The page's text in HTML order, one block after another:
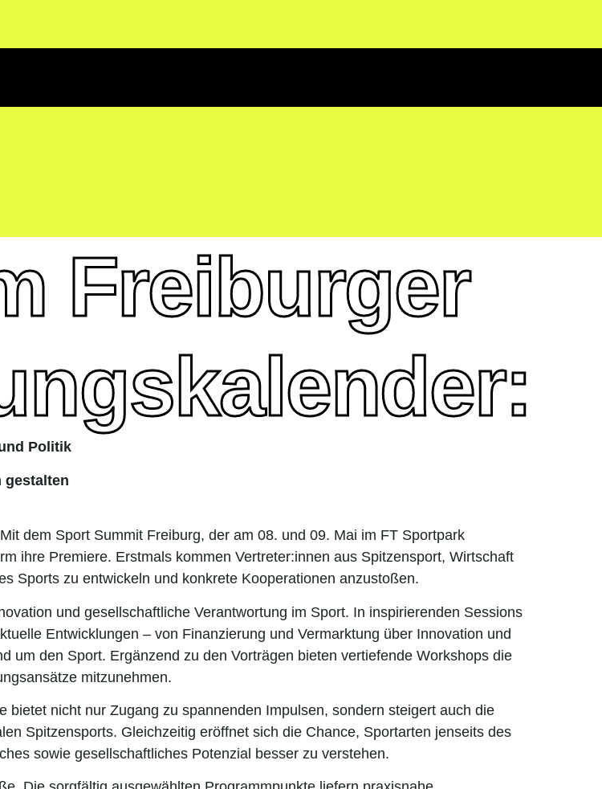
Freiburger
Politik
gestalten
dem Sport Summit Freiburg, der am 08. und 09. Mai im FT Sportpark
ihre Premiere. Erstmals kommen Vertreter:innen aus Spitzensport, Wirtschaft
Sports zu entwickeln und konkrete Kooperationen anzustoßen.
und gesellschaftliche Verantwortung im Sport. In inspirierenden Sessions
Entwicklungen – von Finanzierung und Vermarktung über Innovation und
um den Sport. Ergänzend zu den Vorträgen bieten vertiefende Workshops die
mitzunehmen.
nicht nur Zugang zu spannenden Impulsen, sondern steigert auch die
Spitzensports. Gleichzeitig eröffnet sich die Chance, Sportarten jenseits des
sowie gesellschaftliches Potenzial besser zu verstehen.